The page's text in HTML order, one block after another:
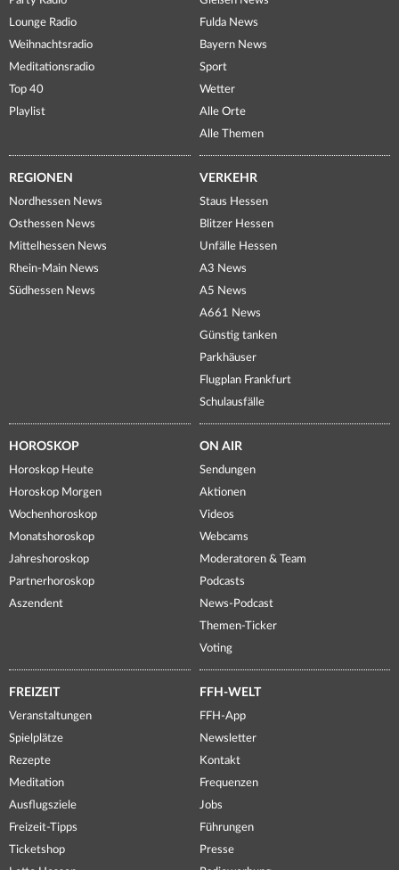
Lounge Radio
Weihnachtsradio
Meditationsradio
Top 40
Playlist
Fulda News
Bayern News
Sport
Wetter
Alle Orte
Alle Themen
REGIONEN
Nordhessen News
Osthessen News
Mittelhessen News
Rhein-Main News
Südhessen News
VERKEHR
Staus Hessen
Blitzer Hessen
Unfälle Hessen
A3 News
A5 News
A661 News
Günstig tanken
Parkhäuser
Flugplan Frankfurt
Schulausfälle
HOROSKOP
Horoskop Heute
Horoskop Morgen
Wochenhoroskop
Monatshoroskop
Jahreshoroskop
Partnerhoroskop
Aszendent
ON AIR
Sendungen
Aktionen
Videos
Webcams
Moderatoren & Team
Podcasts
News-Podcast
Themen-Ticker
Voting
FREIZEIT
Veranstaltungen
Spielplätze
Rezepte
Meditation
Ausflugsziele
Freizeit-Tipps
Ticketshop
FFH-WELT
FFH-App
Newsletter
Kontakt
Frequenzen
Jobs
Führungen
Presse